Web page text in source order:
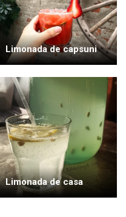
Limonada de capsuni
Limonada de casa